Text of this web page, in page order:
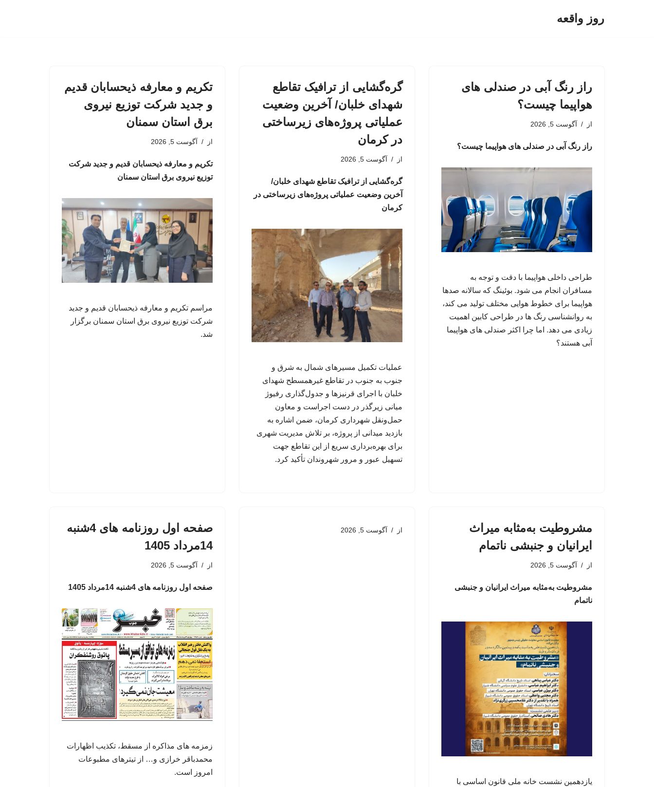
روز واقعه
راز رنگ آبی در صندلی های
هواپیما چیست؟
از آگوست 5, 2026
راز رنگ آبی در صندلی های هواپیما چیست؟
طراحی داخلی هواپیما با دقت و توجه به
مسافران انجام می شود. بوئینگ که سالانه صدها
هواپیما برای خطوط هوایی مختلف تولید می کند،
به روانشناسی رنگ ها در طراحی کابین اهمیت
زیادی می دهد. اما چرا اکثر صندلی های هواپیما
آبی هستند؟
گره‌گشایی از ترافیک تقاطع
شهدای خلبان/ آخرین وضعیت
عملیاتی پروژه‌های زیرساختی
در کرمان
از آگوست 5, 2026
گره‌گشایی از ترافیک تقاطع شهدای خلبان/
آخرین وضعیت عملیاتی پروژه‌های زیرساختی در
کرمان
عملیات تکمیل مسیرهای شمال به شرق و
جنوب به جنوب در تقاطع غیرهمسطح شهدای
خلبان با اجرای قرنیزها و جدول‌گذاری رفیوژ
میانی زیرگذر در دست اجراست و معاون
حمل‌ونقل شهرداری کرمان، ضمن اشاره به
بازدید میدانی از پروژه، بر تلاش مدیریت شهری
برای بهره‌برداری سریع از این تقاطع جهت
تسهیل عبور و مرور شهروندان تأکید کرد.
تکریم و معارفه ذیحسابان قدیم
و جدید شرکت توزیع نیروی
برق استان سمنان
از آگوست 5, 2026
تکریم و معارفه ذیحسابان قدیم و جدید شرکت
توزیع نیروی برق استان سمنان
مراسم تکریم و معارفه ذیحسابان قدیم و جدید
شرکت توزیع نیروی برق استان سمنان برگزار
شد.
مشروطیت به‌مثابه میراث
ایرانیان و جنبشی ناتمام
از آگوست 5, 2026
مشروطیت به‌مثابه میراث ایرانیان و جنبشی
ناتمام
یازدهمین نشست خانه ملی قانون اساسی با
از آگوست 5, 2026
صفحه اول روزنامه های 4شنبه
14مرداد 1405
از آگوست 5, 2026
صفحه اول روزنامه های 4شنبه 14مرداد 1405
زمزمه های مذاکره از مسقط، تکذیب اظهارات
محمدباقر خرازی و… از تیترهای مطبوعات
امروز است.